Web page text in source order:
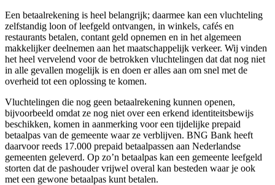
Een betaalrekening is heel belangrijk; daarmee kan een vluchteling
zelfstandig loon of leefgeld ontvangen, in winkels, cafés en
restaurants betalen, contant geld opnemen en in het algemeen
makkelijker deelnemen aan het maatschappelijk verkeer. Wij vinden
het heel vervelend voor de betrokken vluchtelingen dat dat nog niet
in alle gevallen mogelijk is en doen er alles aan om snel met de
overheid tot een oplossing te komen.
Vluchtelingen die nog geen betaalrekening kunnen openen,
bijvoorbeeld omdat ze nog niet over een erkend identiteitsbewijs
beschikken, komen in aanmerking voor een tijdelijke prepaid
betaalpas van de gemeente waar ze verblijven. BNG Bank heeft
daarvoor reeds 17.000 prepaid betaalpassen aan Nederlandse
gemeenten geleverd. Op zo’n betaalpas kan een gemeente leefgeld
storten dat de pashouder vrijwel overal kan besteden waar je ook
met een gewone betaalpas kunt betalen.